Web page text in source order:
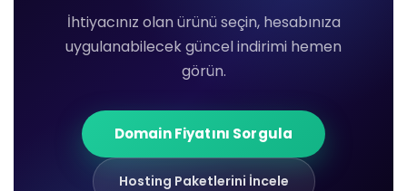
İhtiyacınız olan ürünü seçin, hesabınıza
uygulanabilecek güncel indirimi hemen
görün.
Domain Fiyatını Sorgula
Hosting Paketlerini İncele